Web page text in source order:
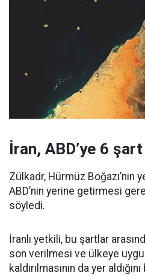
İran, ABD’ye 6
Zülkadr, Hürmüz Boğazı’nın
ABD’nin yerine getirmesi
söyledi.
İranlı yetkili, bu şartlar
son verilmesi ve ülkeye
kaldırılmasının da yer